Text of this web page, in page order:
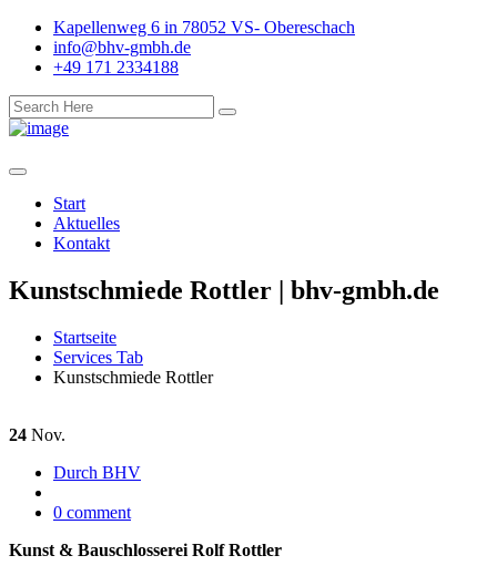
Kapellenweg 6 in 78052 VS- Obereschach
info@bhv-gmbh.de
+49 171 2334188
Start
Aktuelles
Kontakt
Kunstschmiede Rottler | bhv-gmbh.de
Startseite
Services Tab
Kunstschmiede Rottler
24 Nov.
Durch BHV
0 comment
Kunst & Bauschlosserei Rolf Rottler